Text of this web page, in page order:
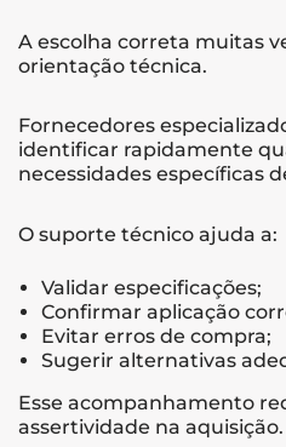
A escolha correta muitas
orientação técnica.
Fornecedores
identificar rapidamente
necessidades específicas
O suporte técnico ajuda a:
Validar especificações;
Confirmar aplicação
Evitar erros de compra;
Sugerir alternativas
Esse acompanhamento
assertividade na aquisição.